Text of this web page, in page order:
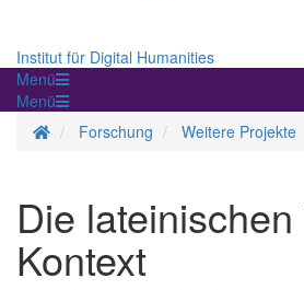
Institut für Digital Humanities
Menü
Menü
StartseiteForschung Weitere Projekte
Die
Kontext